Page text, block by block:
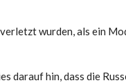
wurden, als ein
darauf hin, dass die